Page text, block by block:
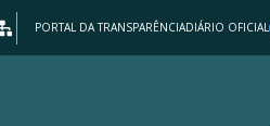
PORTAL DA TRANSPARÊNCIADIÁRIO OFICIAL